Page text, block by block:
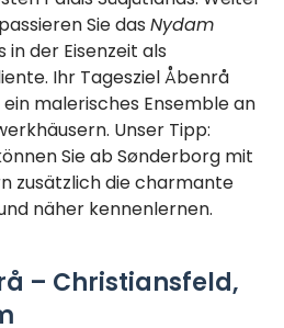
Sie das Nydam
in der Eisenzeit als
Ihr Tagesziel Åbenrå
malerisches Ensemble an
Unser Tipp:
Sie ab Sønderborg mit
zusätzlich die charmante
näher kennenlernen.
– Christiansfeld,